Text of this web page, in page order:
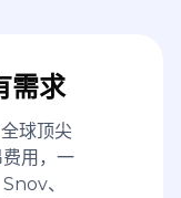
需求
球顶尖
用，一
、